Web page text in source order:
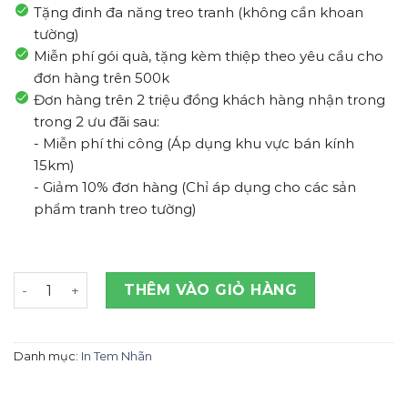
Tặng đinh đa năng treo tranh (không cần khoan
tường)
Miễn phí gói quà, tặng kèm thiệp theo yêu cầu cho
đơn hàng trên 500k
Đơn hàng trên 2 triệu đồng khách hàng nhận trong
trong 2 ưu đãi sau:
- Miễn phí thi công (Áp dụng khu vực bán kính
15km)
- Giảm 10% đơn hàng (Chỉ áp dụng cho các sản
phẩm tranh treo tường)
In Tem Nhãn Giấy Decal Dán Thiết Kế Theo Yêu Cầu.
THÊM VÀO GIỎ HÀNG
Danh mục: In Tem Nhãn